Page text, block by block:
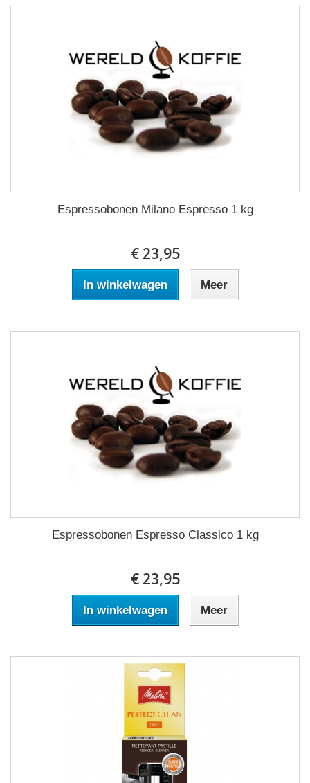
Espressobonen Milano Espresso 1 kg
€ 23,95
In winkelwagen Meer
Espressobonen Espresso Classico 1 kg
€ 23,95
In winkelwagen Meer